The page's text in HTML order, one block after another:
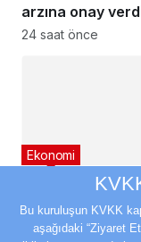
arzına onay
24 saat önce
SPK’dan 3
bedelsizine
yanıt
Ekonomi
24 saat önce
Bu kuruluşun KVKK
aşağıdaki “Ziyaret